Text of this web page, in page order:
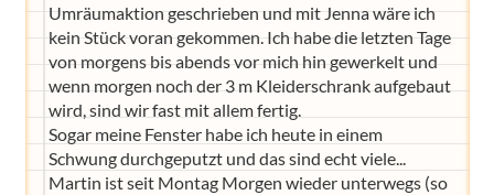
Umräumaktion geschrieben und mit Jenna wäre ich
kein Stück voran gekommen. Ich habe die letzten Tage
von morgens bis abends vor mich hin gewerkelt und
wenn morgen noch der 3 m Kleiderschrank aufgebaut
wird, sind wir fast mit allem fertig.
Sogar meine Fenster habe ich heute in einem
Schwung durchgeputzt und das sind echt viele...
Martin ist seit Montag Morgen wieder unterwegs (so